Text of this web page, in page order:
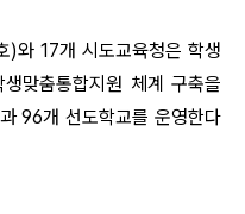
)와 17개 시도교육청은 학생
맞춤통합지원 체계 구축을
96개 선도학교를 운영한다